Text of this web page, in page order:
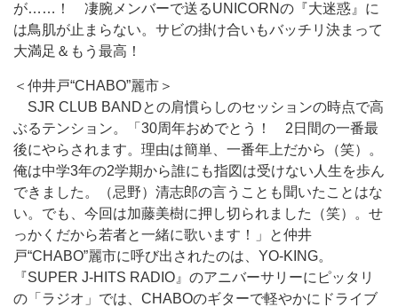
が……！ 凄腕メンバーで送るUNICORNの『大迷惑』に
は鳥肌が止まらない。サビの掛け合いもバッチリ決まって
大満足＆もう最高！
＜仲井戸“CHABO”麗市＞
SJR CLUB BANDとの肩慣らしのセッションの時点で高
ぶるテンション。「30周年おめでとう！ 2日間の一番最
後にやらされます。理由は簡単、一番年上だから（笑）。
俺は中学3年の2学期から誰にも指図は受けない人生を歩ん
できました。（忌野）清志郎の言うことも聞いたことはな
い。でも、今回は加藤美樹に押し切られました（笑）。せ
っかくだから若者と一緒に歌います！」と仲井
戸“CHABO”麗市に呼び出されたのは、YO-KING。
『SUPER J-HITS RADIO』のアニバーサリーにピッタリ
の「ラジオ」では、CHABOのギターで軽やかにドライブ